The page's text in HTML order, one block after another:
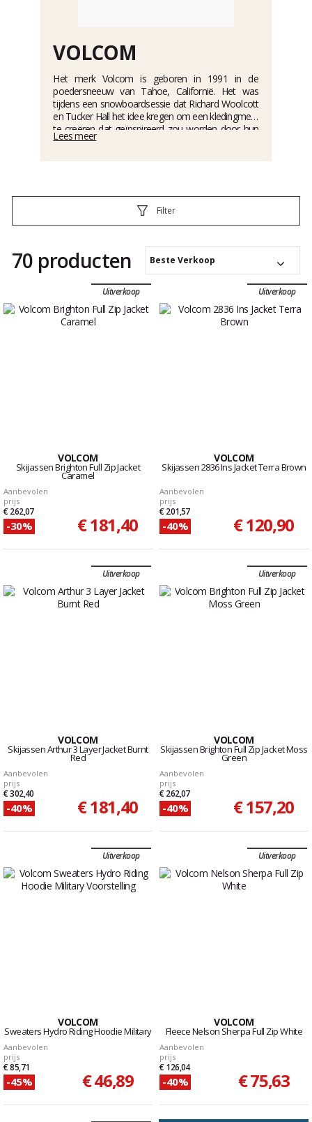
VOLCOM
Het merk Volcom is geboren in 1991 in de
poedersneeuw van Tahoe, Californië. Het was
tijdens een snowboardsessie dat Richard Woolcott
en Tucker Hall het idee kregen om een kledingmerk
te creëren dat geïnspireerd zou worden door hun
drie favoriete sporten: snowboarden, skateboarden
vestiging". Het merk Volcom belichaamt zo de
creatieve geest van de jonge cultuur. Het breekt
met de conventies en legt de nadruk op vrijheid,
Lees meer
Filter
70 producten Beste Verkoop
Uitverkoop
VOLCOM
Skijassen Brighton Full Zip Jacket
Caramel
Aanbevolen
prijs
€ 262,07
-30% € 181,40
Uitverkoop
VOLCOM
Skijassen 2836 Ins Jacket Terra Brown
Aanbevolen
prijs
€ 201,57
-40% € 120,90
Uitverkoop
VOLCOM
Skijassen Arthur 3 Layer Jacket Burnt
Red
Aanbevolen
prijs
€ 302,40
-40% € 181,40
Uitverkoop
VOLCOM
Skijassen Brighton Full Zip Jacket Moss
Green
Aanbevolen
prijs
€ 262,07
-40% € 157,20
Uitverkoop
VOLCOM
Sweaters Hydro Riding Hoodie Military
Aanbevolen
prijs
€ 85,71
-45% € 46,89
Uitverkoop
VOLCOM
Fleece Nelson Sherpa Full Zip White
Aanbevolen
prijs
€ 126,04
-40% € 75,63